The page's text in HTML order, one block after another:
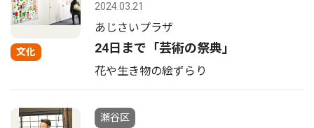
文化
2024.03.21
あじさいプラザ
24日まで「芸術の祭典」
花や生き物の絵ずらり
瀬谷区